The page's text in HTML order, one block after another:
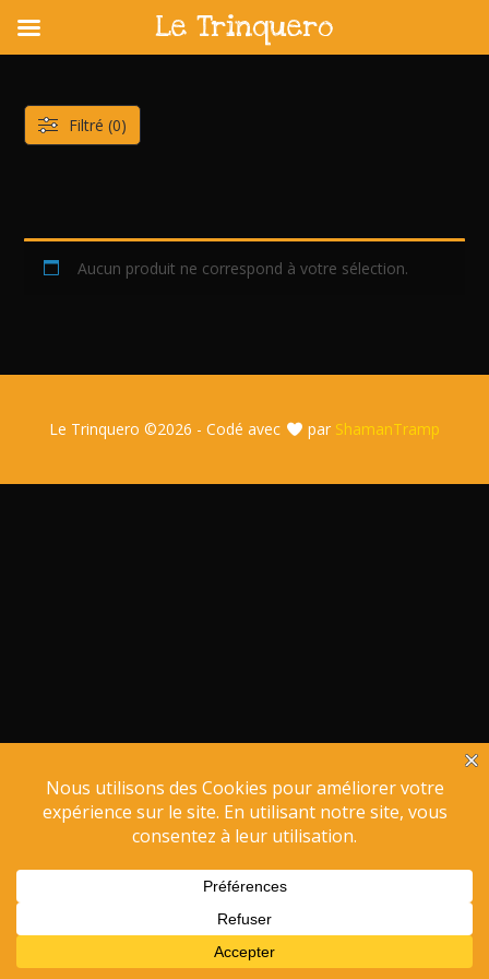
content
Aucun produit ne correspond à votre sélection.
Filtré (0)
Le Trinquero ©2026 - Codé avec par ShamanTramp
Le Trinquero